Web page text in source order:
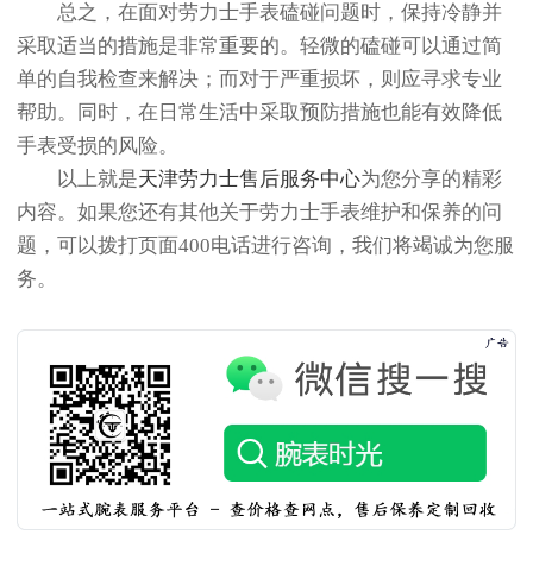
总之，在面对劳力士手表磕碰问题时，保持冷静并
采取适当的措施是非常重要的。轻微的磕碰可以通过简
单的自我检查来解决；而对于严重损坏，则应寻求专业
帮助。同时，在日常生活中采取预防措施也能有效降低
手表受损的风险。
以上就是天津劳力士售后服务中心为您分享的精彩
内容。如果您还有其他关于劳力士手表维护和保养的问
题，可以拨打页面400电话进行咨询，我们将竭诚为您服
务。